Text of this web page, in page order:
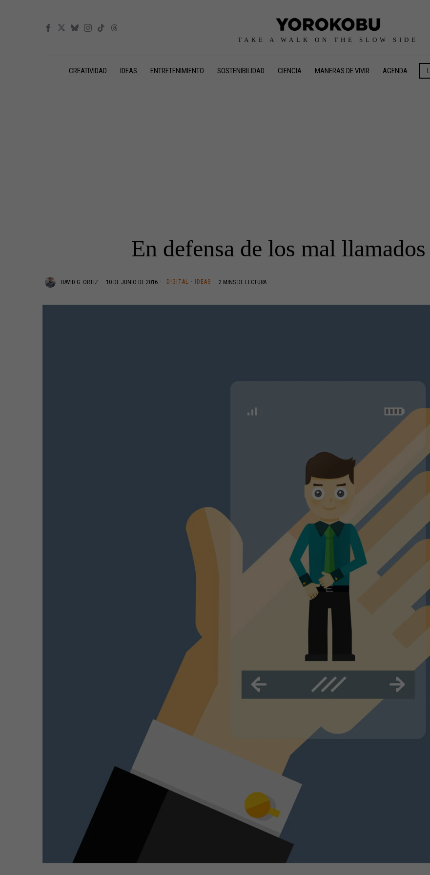
TAKE A WALK ON THE SLOW SIDE
CREATIVIDAD IDEAS ENTRETENIMIENTO SOSTENIBILIDAD CIENCIA MANERAS DE VIVIR AGENDA
En defensa de los mal llamados
DAVID G. ORTIZ 10 DE JUNIO DE 2016 DIGITAL · IDEAS 2 MINS DE LECTURA